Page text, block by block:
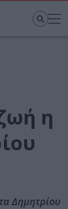
η
Δημητρίου